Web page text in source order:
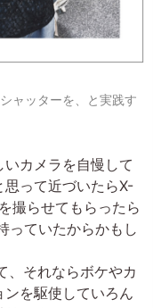
ャッターを、と実践す
カメラを自慢して
って近づいたらX-
撮らせてもらったら
っていたからかもし
、それならボケやカ
を駆使していろん